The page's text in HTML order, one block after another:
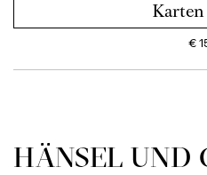
Karten
€
HÄNSEL UND